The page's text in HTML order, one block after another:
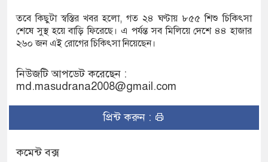
তবে কিছুটা স্বস্তির খবর হলো, গত ২৪ ঘণ্টায় ৮৫৫ শিশু চিকিৎসা
শেষে সুস্থ হয়ে বাড়ি ফিরেছে। এ পর্যন্ত সব মিলিয়ে দেশে ৪৪ হাজার
২৬০ জন এই রোগের চিকিৎসা নিয়েছেন।
নিউজটি আপডেট করেছেন :
md.masudrana2008@gmail.com
প্রিন্ট করুন :
কমেন্ট বক্স